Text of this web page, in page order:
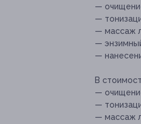
—
—
— массаж
—
—
В
—
—
— массаж